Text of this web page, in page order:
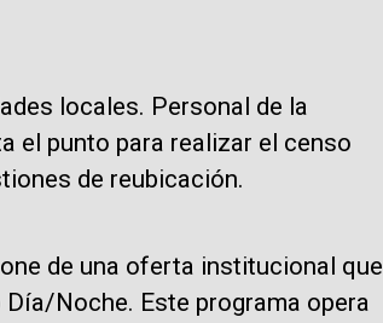
locales. Personal de la
el punto para realizar el censo
de reubicación.
de una oferta institucional que
Noche. Este programa opera